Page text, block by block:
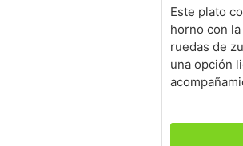
Este plato
horno con
ruedas de
una opción